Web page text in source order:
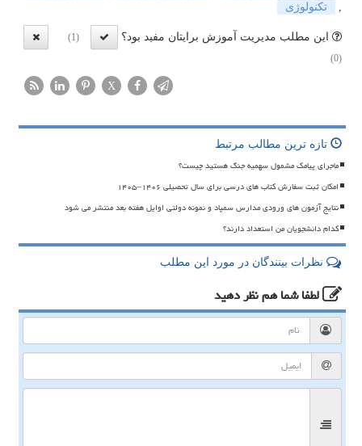
,
تكنولوژی
این مطلب مدیریت آموزش برایتان مفید بود؟
(1)
(0)
X
تازه ترین مطالب مرتبط
ماجرای پیامک مشمول سهمیه جنگ هستید چیست؟
امکان ثبت سفارش کتاب های درسی برای سال تحصیلی ۱۴۰۶–۱۴۰۵
نتایج آزمون های ورودی مدارس سمپاد و نمونه دولتی اوایل هفته بعد منتشر می شود
کدام دانشجویان من استعداد دارند؟
نظرات بینندگان در مورد این مطلب
لطفا شما همنظر دهید